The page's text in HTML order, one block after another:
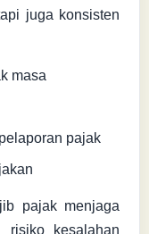
juga konsisten
masa
pajak
pajak menjaga
risiko kesalahan